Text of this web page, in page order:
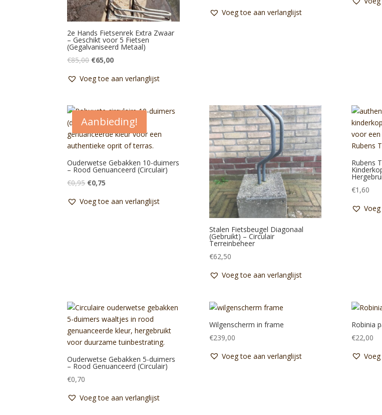
2e Hands Fietsenrek Extra Zwaar
– Geschikt voor 5 Fietsen
(Gegalvaniseerd Metaal)
€85,00 Oorspronkelijke
was:
€65,00Huidige
is:
Voeg toe aan verlanglijst
Voeg toe aan verlanglijst
Aanbieding!
Ouderwetse Gebakken 10-duimers
– Rood Genuanceerd (Circulair)
€0,95 Oorspronkelijke
was:
€0,75
is:
Voeg toe aan verlanglijst
Stalen Fietsbeugel Diagonaal
(Gebruikt) – Circulair
Terreinbeheer
€62,50
Voeg toe aan verlanglijst
Rubens
€1,60
Ouderwetse Gebakken 5-duimers
– Rood Genuanceerd (Circulair)
€0,70
Voeg toe aan verlanglijst
Wilgenscherm in frame
€239,00
Voeg toe aan verlanglijst
Robinia
€22,00